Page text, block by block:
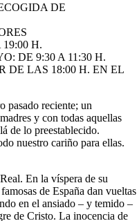
DE
H.
DE 9:30 A 11:30 H.
DE LAS 18:00 H. EN EL
pasado reciente; un
y con todas aquellas
de lo preestablecido.
nuestro cariño para ellas.
En la víspera de su
de España dan vueltas
en el ansiado – y temido –
de Cristo. La inocencia de